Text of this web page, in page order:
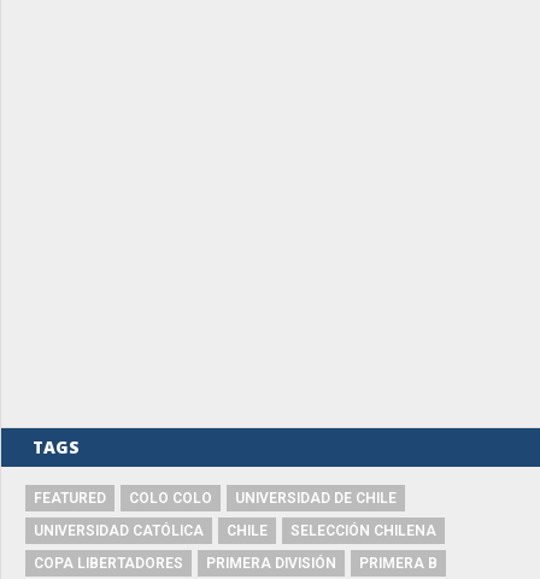
TAGS
FEATURED COLO COLO
UNIVERSIDAD DE CHILE
UNIVERSIDAD CATÓLICA
CHILE
SELECCIÓN CHILENA
COPA LIBERTADORES
PRIMERA DIVISIÓN
PRIMERA B